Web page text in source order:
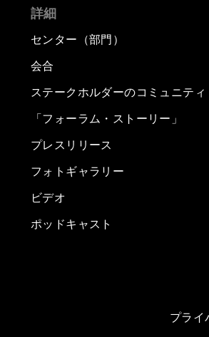
詳細
センター（部門）
会合
ステークホルダーのコミュニティ
「フォーラム・ストーリー」
プレスリリース
フォトギャラリー
ビデオ
ポッドキャスト
プライ